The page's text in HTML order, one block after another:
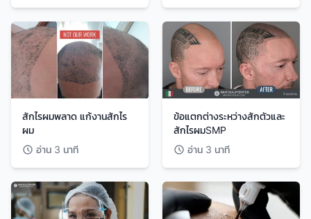
สักไรผมพลาด แก้งานสักไร
ผม
อ่าน 3 นาที
ข้อแตกต่างระหว่างสักตัวและ
สักไรผมSMP
อ่าน 3 นาที